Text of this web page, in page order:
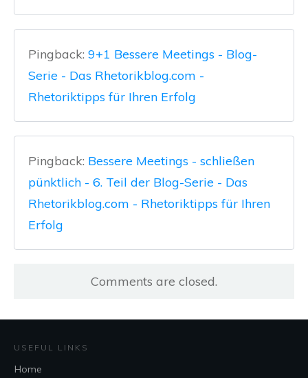
Pingback: 9+1 Bessere Meetings - Blog-
Serie - Das Rhetorikblog.com -
Rhetoriktipps für Ihren Erfolg
Pingback: Bessere Meetings - schließen
pünktlich - 6. Teil der Blog-Serie - Das
Rhetorikblog.com - Rhetoriktipps für Ihren
Erfolg
Comments are closed.
USEFUL LINKS
Home